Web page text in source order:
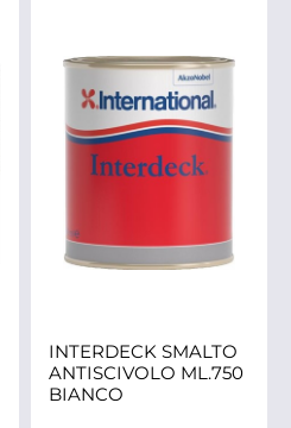
INTERDECK SMALTO
ANTISCIVOLO ML.750
BIANCO